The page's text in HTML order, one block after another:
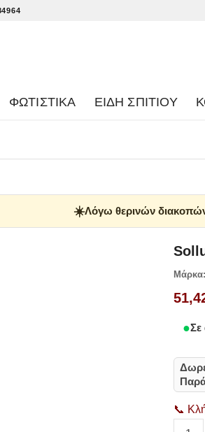
ΦΩΤΙΣΤΙΚΑ ΕΊΔΗ ΣΠΙΤΙΟΎ
☀️Λόγω θερινών
Μάρκα:
Σε
📞